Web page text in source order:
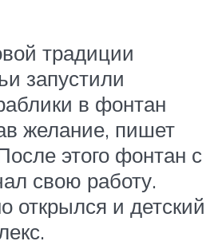
традиции
запустили
в фонтан
желание, пишет
этого фонтан с
свою работу.
открылся и детский